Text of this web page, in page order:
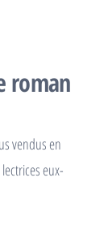
roman
vendus en
eux-